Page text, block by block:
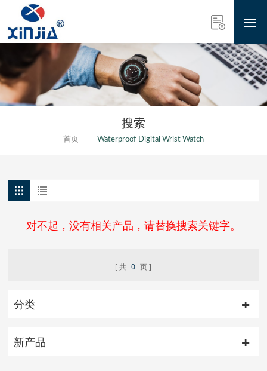
搜索
首页 Waterproof Digital Wrist Watch
对不起，没有相关产品，请替换搜索关键字。
共 0 页
分类
新产品